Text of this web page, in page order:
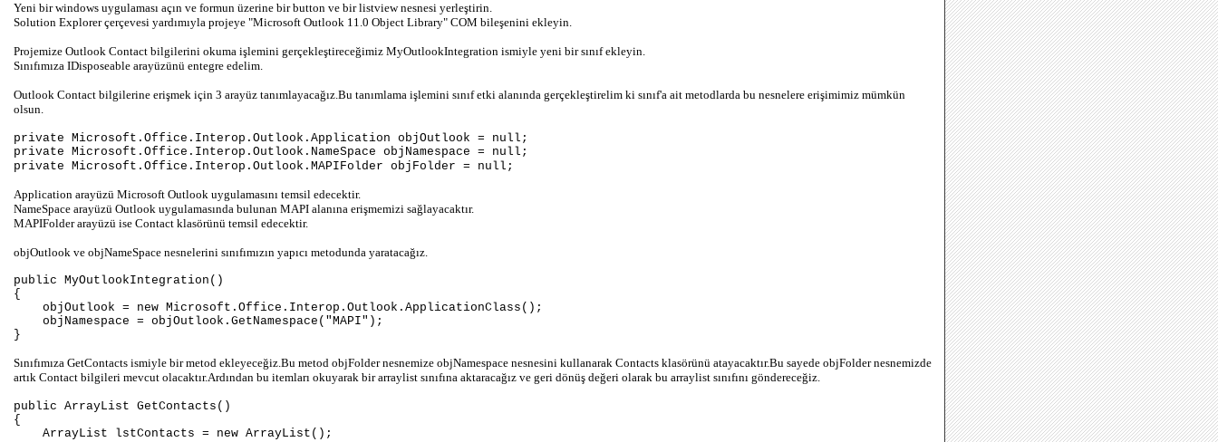
Yeni bir windows uygulaması açın ve formun üzerine bir button ve bir listview nesnesi yerleştirin.
Solution Explorer çerçevesi yardımıyla projeye "Microsoft Outlook 11.0 Object Library" COM bileşenini ekleyin.
Projemize Outlook Contact bilgilerini okuma işlemini gerçekleştireceğimiz MyOutlookIntegration ismiyle yeni bir sınıf ekleyin.
Sınıfımıza IDisposeable arayüzünü entegre edelim.
Outlook Contact bilgilerine erişmek için 3 arayüz tanımlayacağız.Bu tanımlama işlemini sınıf etki alanında gerçekleştirelim ki sınıf'a ait metodlarda bu nesnelere erişimimiz mümkün
olsun.
private Microsoft.Office.Interop.Outlook.Application objOutlook = null;
private Microsoft.Office.Interop.Outlook.NameSpace objNamespace = null;
private Microsoft.Office.Interop.Outlook.MAPIFolder objFolder = null;
Application arayüzü Microsoft Outlook uygulamasını temsil edecektir.
NameSpace arayüzü Outlook uygulamasında bulunan MAPI alanına erişmemizi sağlayacaktır.
MAPIFolder arayüzü ise Contact klasörünü temsil edecektir.
objOutlook ve objNameSpace nesnelerini sınıfımızın yapıcı metodunda yaratacağız.
public MyOutlookIntegration()
{
objOutlook = new Microsoft.Office.Interop.Outlook.ApplicationClass();
objNamespace = objOutlook.GetNamespace("MAPI");
}
Sınıfımıza GetContacts ismiyle bir metod ekleyeceğiz.Bu metod objFolder nesnemize objNamespace nesnesini kullanarak Contacts klasörünü atayacaktır.Bu sayede objFolder nesnemizde
artık Contact bilgileri mevcut olacaktır.Ardından bu itemları okuyarak bir arraylist sınıfına aktaracağız ve geri dönüş değeri olarak bu arraylist sınıfını göndereceğiz.
public ArrayList GetContacts()
{
ArrayList lstContacts = new ArrayList();